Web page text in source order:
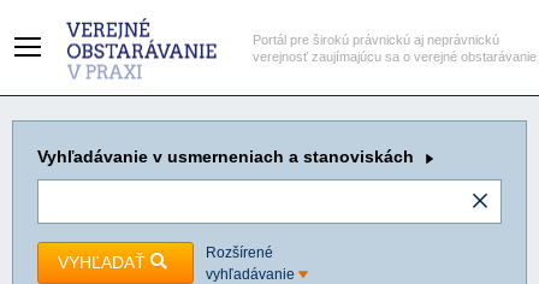
Portál pre širokú právnickú aj neprávnickú
verejnosť zaujímajúcu sa o verejné obstarávanie
Vyhľadávanie v usmerneniach a stanoviskách
VYHĽADAŤ
Rozšírené
vyhľadávanie